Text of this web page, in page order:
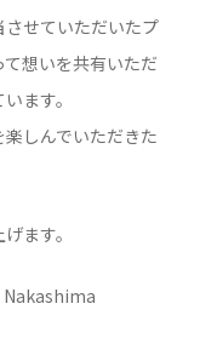
せていただいたプ
想いを共有いただ
ます。
しんでいただきた
ます。
Nakashima